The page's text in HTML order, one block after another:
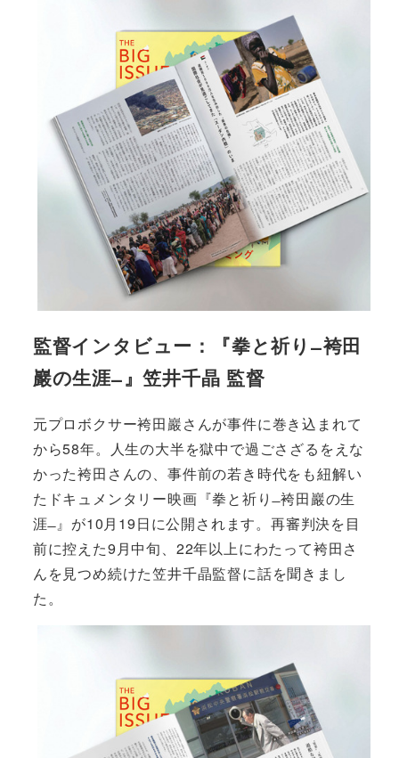
監督インタビュー：『拳と祈り ̶ 袴田
巖の生涯 ̶ 』笠井千晶 監督
元プロボクサー袴田巖さんが事件に巻き込まれて
から58年。人生の大半を獄中で過ごさざるをえな
かった袴田さんの、事件前の若き時代をも紐解い
たドキュメンタリー映画『拳と祈り ̶ 袴田巖の生
涯 ̶ 』が10月19日に公開されます。再審判決を目
前に控えた9月中旬、22年以上にわたって袴田さ
んを見つめ続けた笠井千晶監督に話を聞きまし
た。